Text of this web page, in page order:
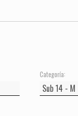
Categoría: